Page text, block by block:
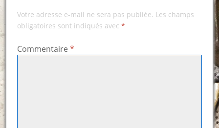
Votre adresse e-mail ne sera pas publiée. Les champs
obligatoires sont indiqués avec *
Commentaire *